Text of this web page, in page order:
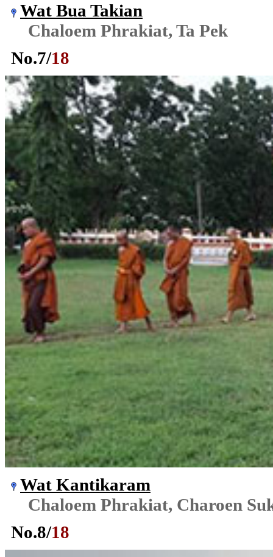
Wat Bua Takian
Chaloem Phrakiat, Ta Pek
No.7/18
Wat Kantikaram
Chaloem Phrakiat, Charoen
No.8/18